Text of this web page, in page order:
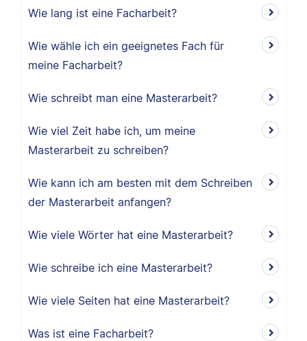
Wie lang ist eine Facharbeit?
Wie wähle ich ein geeignetes Fach für
meine Facharbeit?
Wie schreibt man eine Masterarbeit?
Wie viel Zeit habe ich, um meine
Masterarbeit zu schreiben?
Wie kann ich am besten mit dem Schreiben
der Masterarbeit anfangen?
Wie viele Wörter hat eine Masterarbeit?
Wie schreibe ich eine Masterarbeit?
Wie viele Seiten hat eine Masterarbeit?
Was ist eine Facharbeit?